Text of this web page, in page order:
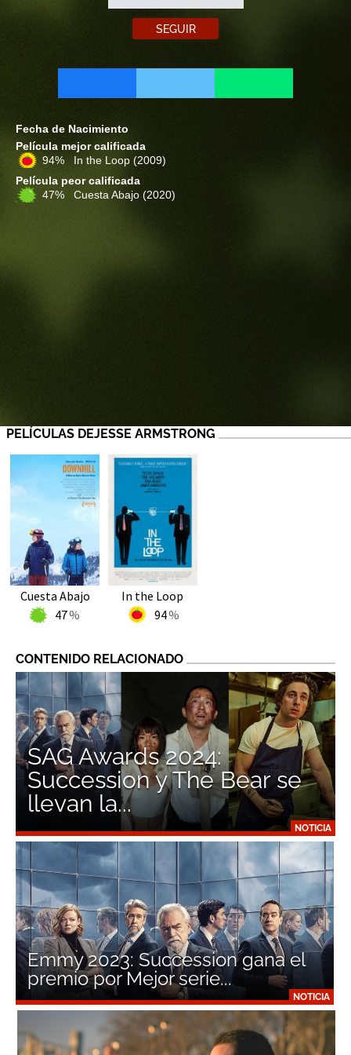
SEGUIR
Fecha de Nacimiento
Película mejor calificada
94% In the Loop (2009)
Película peor calificada
47% Cuesta Abajo (2020)
PELÍCULAS DEJESSE ARMSTRONG
Cuesta Abajo
47
In the Loop
94
CONTENIDO RELACIONADO
NOTICIA
SAG Awards 2024:
Succession y The Bear se
llevan la...
NOTICIA
Emmy 2023: Succession gana el
premio por Mejor serie...